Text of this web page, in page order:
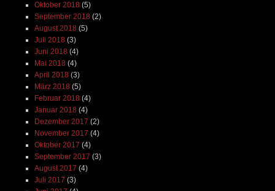
Oktober 2018 (5)
September 2018 (2)
August 2018 (5)
Juli 2018 (3)
Juni 2018 (4)
Mai 2018 (4)
April 2018 (3)
März 2018 (5)
Februar 2018 (4)
Januar 2018 (4)
Dezember 2017 (2)
November 2017 (4)
Oktober 2017 (4)
September 2017 (3)
August 2017 (4)
Juli 2017 (3)